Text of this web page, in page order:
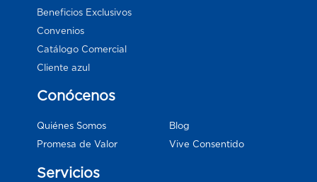
Beneficios Exclusivos
Convenios
Catálogo Comercial
Cliente azul
Conócenos
Quiénes Somos
Promesa de Valor
Blog
Vive Consentido
Servicios